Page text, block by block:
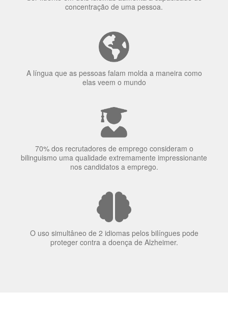
A língua que as pessoas falam molda a maneira como
elas veem o mundo
70% dos recrutadores de emprego consideram o
bilinguismo uma qualidade extremamente impressionante
nos candidatos a emprego.
O uso simultâneo de 2 idiomas pelos bilíngues pode
proteger contra a doença de Alzheimer.